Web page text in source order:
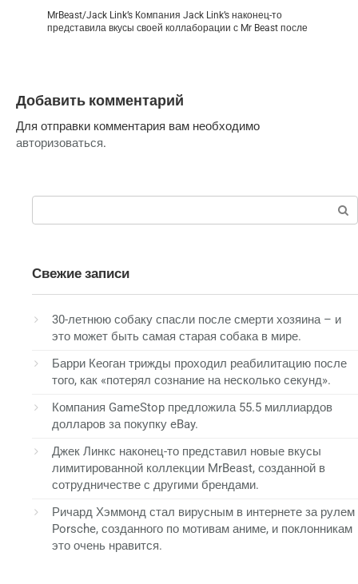
MrBeast/Jack Link’s Компания Jack Link’s наконец-то
представила вкусы своей коллаборации с Mr Beast после
Добавить комментарий
Для отправки комментария вам необходимо
авторизоваться.
Поиск:
Свежие записи
30-летнюю собаку спасли после смерти хозяина – и
это может быть самая старая собака в мире.
Барри Кеоган трижды проходил реабилитацию после
того, как «потерял сознание на несколько секунд».
Компания GameStop предложила 55.5 миллиардов
долларов за покупку eBay.
Джек Линкс наконец-то представил новые вкусы
лимитированной коллекции MrBeast, созданной в
сотрудничестве с другими брендами.
Ричард Хэммонд стал вирусным в интернете за рулем
Porsche, созданного по мотивам аниме, и поклонникам
это очень нравится.